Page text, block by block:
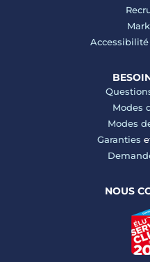
Modes
Modes
Garanties
NOUS